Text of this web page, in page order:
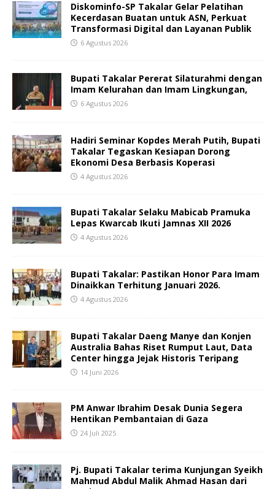
Diskominfo-SP Takalar Gelar Pelatihan
Kecerdasan Buatan untuk ASN, Perkuat
Transformasi Digital dan Layanan Publik
6 Agustus 2026
Bupati Takalar Pererat Silaturahmi dengan
Imam Kelurahan dan Imam Lingkungan,
6 Agustus 2026
Hadiri Seminar Kopdes Merah Putih, Bupati
Takalar Tegaskan Kesiapan Dorong
Ekonomi Desa Berbasis Koperasi
4 Agustus 2026
Bupati Takalar Selaku Mabicab Pramuka
Lepas Kwarcab Ikuti Jamnas XII 2026
4 Agustus 2026
Bupati Takalar: Pastikan Honor Para Imam
Dinaikkan Terhitung Januari 2026.
4 Agustus 2026
Bupati Takalar Daeng Manye dan Konjen
Australia Bahas Riset Rumput Laut, Data
Center hingga Jejak Historis Teripang
14 Juni 2026
PM Anwar Ibrahim Desak Dunia Segera
Hentikan Pembantaian di Gaza
24 Juli 2025
Pj. Bupati Takalar terima Kunjungan Syeikh
Mahmud Abdul Malik Ahmad Hasan dari